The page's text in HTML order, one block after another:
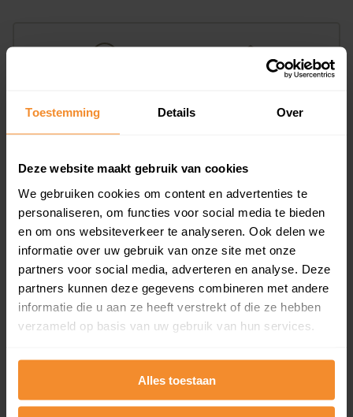
Toestemming Details Over
Deze website maakt gebruik van cookies
We gebruiken cookies om content en advertenties te
personaliseren, om functies voor social media te bieden
en om ons websiteverkeer te analyseren. Ook delen we
informatie over uw gebruik van onze site met onze
partners voor social media, adverteren en analyse. Deze
partners kunnen deze gegevens combineren met andere
informatie die u aan ze heeft verstrekt of die ze hebben
verzameld op basis van uw gebruik van hun services.
Alles toestaan
25%
Appartementen
aandeel van totale woningen
25%